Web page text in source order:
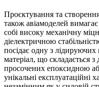
Проєктування та
також авіамоделей
собі високу механічну
діелектричною
посідає одну з
матеріал, що складається
просочених епоксидною
унікальні експлуатаційні